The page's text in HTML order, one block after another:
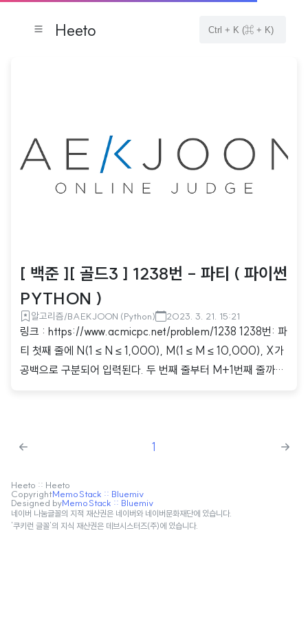
Heeto
[ 백준 ][ 골드3 ] 1238번 - 파티 ( 파이썬
PYTHON )
알고리즘/BAEKJOON (Python) 2023. 3. 21. 15:21
링크 : https://www.acmicpc.net/problem/1238 1238번: 파
티 첫째 줄에 N(1 ≤ N ≤ 1,000), M(1 ≤ M ≤ 10,000), X가
공백으로 구분되어 입력된다. 두 번째 줄부터 M+1번째 줄까지
[] heapq.heappush(Q,(0,start)) dist = [1e9] * (n + 1) dis
dist[node..
1
Heeto :: Heeto
CopyrightMemoStack :: Bluemiv
Designed byMemoStack :: Bluemiv
네이버 나눔글꼴의 지적 재산권은 네이버와 네이버문화재단에 있습니다.
'쿠키런 글꼴'의 지식 재산권은 데브시스터즈(주)에 있습니다.